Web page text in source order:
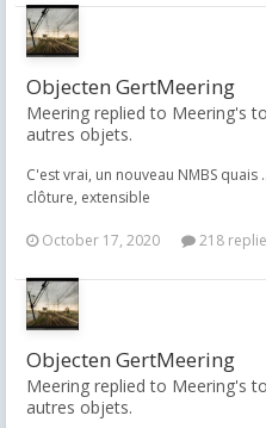
Objecten GertMeering
Meering replied to Meering's
autres objets.
C'est vrai, un nouveau NMBS
clôture, extensible
October 17, 2020 218
Objecten GertMeering
Meering replied to Meering's
autres objets.